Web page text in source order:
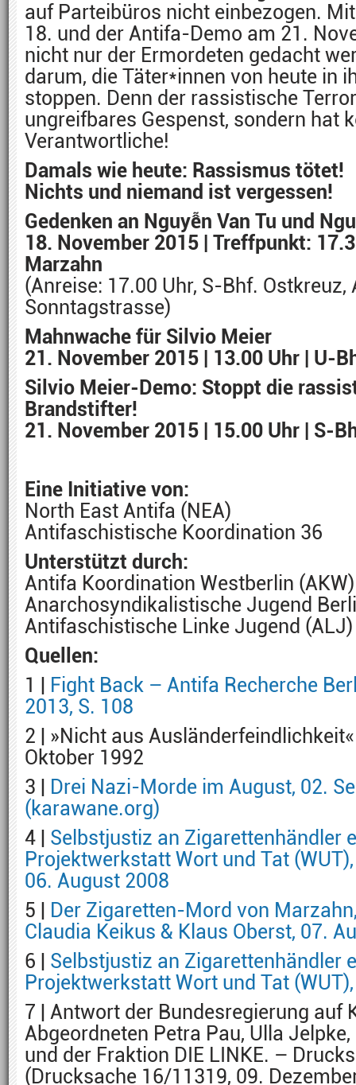
auf Parteibüros nicht einbezogen.
18. und der Antifa-Demo am 21.
nicht nur der Ermordeten gedacht
darum, die Täter*innen von heute in
stoppen. Denn der rassistische
ungreifbares Gespenst, sondern hat
Verantwortliche!
Damals wie heute: Rassismus tötet!
Nichts und niemand ist vergessen!
Gedenken an Nguyễn Van Tu und
18. November 2015 | Treffpunkt:
Marzahn
(Anreise: 17.00 Uhr, S-Bhf. Ostkreuz,
Sonntagstrasse)
Mahnwache für Silvio Meier
21. November 2015 | 13.00 Uhr | U-
Silvio Meier-Demo: Stoppt die
Brandstifter!
21. November 2015 | 15.00 Uhr | S-
Eine Initiative von:
North East Antifa (NEA)
Antifaschistische Koordination 36
Unterstützt durch:
Antifa Koordination Westberlin (AKW)
Anarchosyndikalistische Jugend
Antifaschistische Linke Jugend (ALJ)
Quellen:
1 |
Fight Back – Antifa Recherche
2013, S. 108
2 | »Nicht aus
Oktober 1992
3 |
Drei Nazi-Morde im August, 02.
(karawane.org)
4 | Selbstjustiz an Zigarettenhändler
Projektwerkstatt Wort und Tat (WUT),
06. August 2008
5 |
Der Zigaretten-Mord von
Claudia Keikus & Klaus Oberst, 07.
6 | Selbstjustiz an Zigarettenhändler
Projektwerkstatt Wort und Tat
7 | Antwort der Bundesregierung auf
Abgeordneten Petra Pau, Ulla
und der Fraktion DIE LINKE. –
(Drucksache 16/11319, 09.